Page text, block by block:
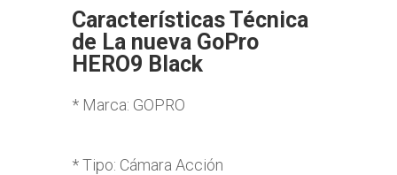
Características Técnica
de La nueva GoPro
HERO9 Black
* Marca: GOPRO
* Tipo: Cámara Acción